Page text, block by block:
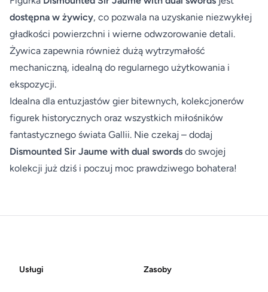
dostępna w żywicy, co pozwala na uzyskanie niezwykłej
gładkości powierzchni i wierne odwzorowanie detali.
Żywica zapewnia również dużą wytrzymałość
mechaniczną, idealną do regularnego użytkowania i
ekspozycji.
Idealna dla entuzjastów gier bitewnych, kolekcjonerów
figurek historycznych oraz wszystkich miłośników
fantastycznego świata Gallii. Nie czekaj – dodaj
Dismounted Sir Jaume with dual swords do swojej
kolekcji już dziś i poczuj moc prawdziwego bohatera!
FooterUsługi Zasoby